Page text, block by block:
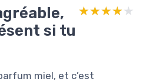
si tu
★★★★★
★★★★★
miel, et c’est